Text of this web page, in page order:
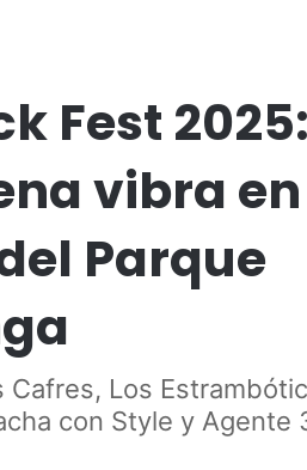
Fest
vibra
Parque
Cafres, Los
con Style y Agente